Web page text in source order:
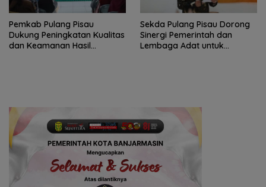
Pemkab Pulang Pisau
Dukung Peningkatan Kualitas
dan Keamanan Hasil
Sekda Pulang Pisau Dorong
Sinergi Pemerintah dan
Lembaga Adat untuk